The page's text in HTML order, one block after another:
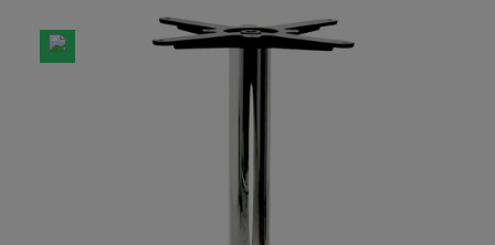
Sie gerne mit uns Kontakt auf! Im Preis beinhaltet
sind jeweils 2er Set´s.Für Tischplatten geeignet
ab 75 cm Tiefe.